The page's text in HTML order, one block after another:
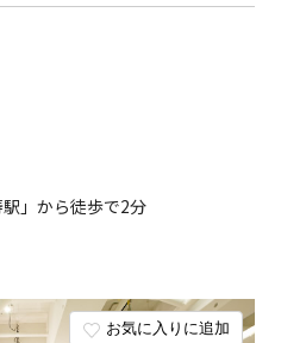
お気に入りに追加
」から徒歩で2分